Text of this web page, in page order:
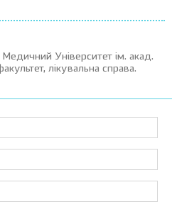
Університет ім. акад.
лікувальна справа.